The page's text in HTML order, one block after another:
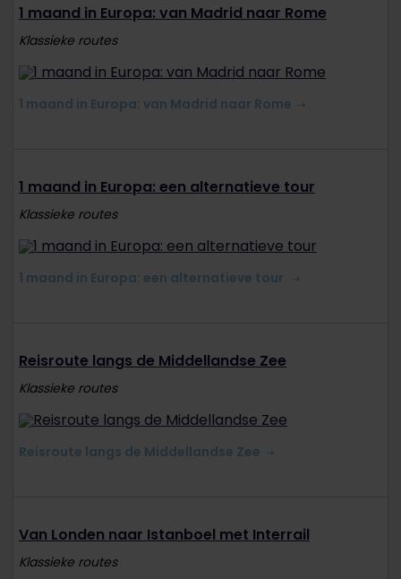
1 maand in Europa: van Madrid naar Rome
Klassieke routes
1 maand in Europa: van Madrid naar Rome
1 maand in Europa: een alternatieve tour
Klassieke routes
1 maand in Europa: een alternatieve tour
Reisroute langs de Middellandse Zee
Klassieke routes
Reisroute langs de Middellandse Zee
Van Londen naar Istanboel met Interrail
Klassieke routes